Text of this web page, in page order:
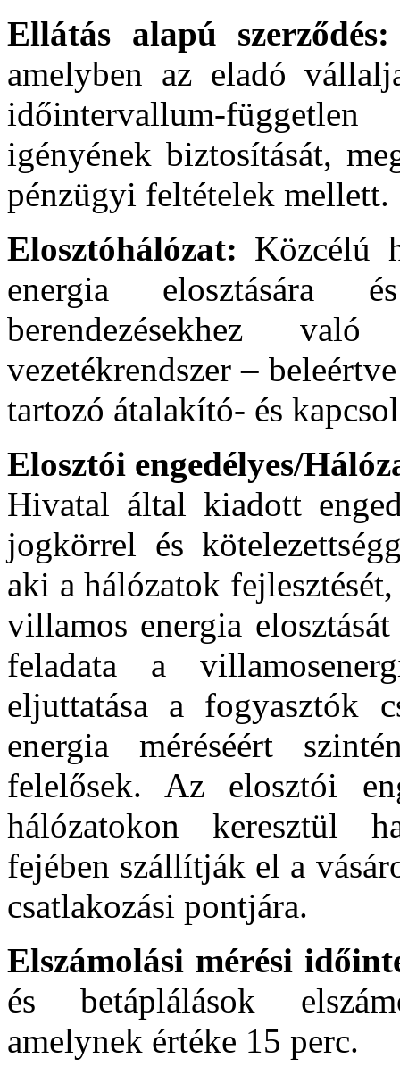
Ellátás alapú
amelyben az eladó
időintervallum-
igényének biztosítását,
pénzügyi feltételek mellett.
Elosztóhálózat: Közcélú
energia elosztására
berendezésekhez
vezetékrendszer –
tartozó átalakító- és
Elosztói engedélyes/
Hivatal által kiadott
jogkörrel és
aki a hálózatok
villamos energia
feladata a
eljuttatása a fogyasztók
energia méréséért
felelősek. Az elosztói
hálózatokon keresztül
fejében szállítják el a
csatlakozási pontjára.
Elszámolási mérési
és betáplálások
amelynek értéke 15 perc.